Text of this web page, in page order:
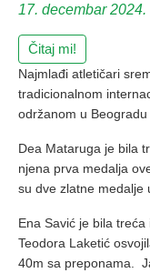
17. decembar
Čitaj mi!
Najmlađi atletičari
tradicionalnom
održanom u Beogradu
Dea Mataruga je bila
njena prva medalja
su dve zlatne medalje
Ena Savić je bila
Teodora Laketić
40m sa preponama.